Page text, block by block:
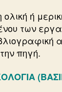
ολική ή
των
πηγή.